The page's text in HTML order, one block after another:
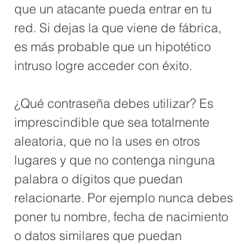
que un atacante pueda entrar en tu
red. Si dejas la que viene de fábrica,
es más probable que un hipotético
intruso logre acceder con éxito.
¿Qué contraseña debes utilizar? Es
imprescindible que sea totalmente
aleatoria, que no la uses en otros
lugares y que no contenga ninguna
palabra o dígitos que puedan
relacionarte. Por ejemplo nunca debes
poner tu nombre, fecha de nacimiento
o datos similares que puedan